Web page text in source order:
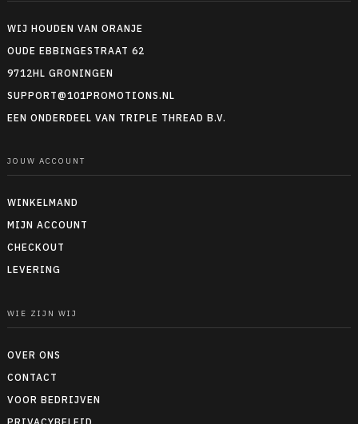
WIJ HOUDEN VAN ORANJE
OUDE EBBINGESTRAAT 62
9712HL GRONINGEN
SUPPORT@101PROMOTIONS.NL
EEN ONDERDEEL VAN TRIPLE THREAD B.V.
JOUW ACCOUNT
WINKELMAND
MIJN ACCOUNT
CHECKOUT
LEVERING
WIE ZIJN WIJ
OVER ONS
CONTACT
VOOR BEDRIJVEN